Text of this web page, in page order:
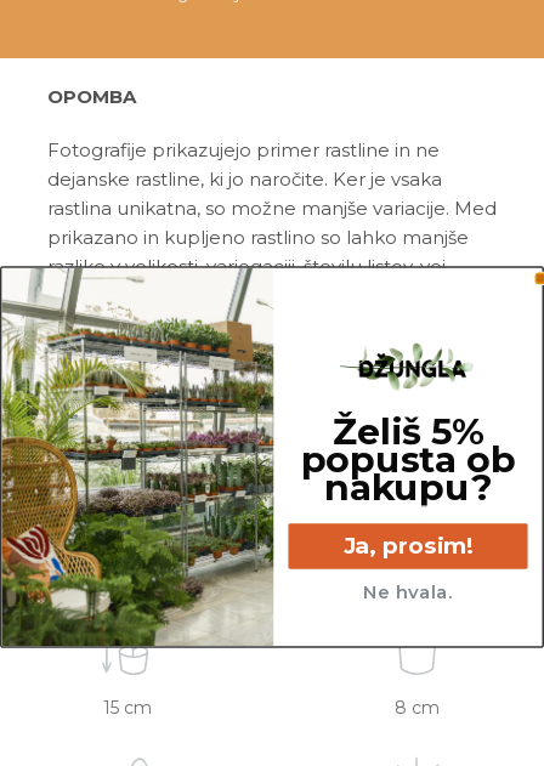
OPOMBA
Fotografije prikazujejo primer rastline in ne
dejanske rastline, ki jo naročite. Ker je vsaka
rastlina unikatna, so možne manjše variacije. Med
prikazano in kupljeno rastlino so lahko manjše
razlike v velikosti, variegaciji, številu listov, vej,
cvetov, itd …
Pred pošiljanjem vse rastline skrbno
pregledamo in zagotovimo, da gredo na pot
zdrave in čim bolj podobne izdelku na fotografiji.
Vse rastline so primarno v plastičnih sadilnih
lončkih. Višino sadilnega lonca je možno razbrati
iz slike z metrom. Okrasni lonec ni vključen v
ceno.
15 cm 8 cm
Želiš 5%
popusta ob
nakupu?
Ja, prosim!
Ne hvala.